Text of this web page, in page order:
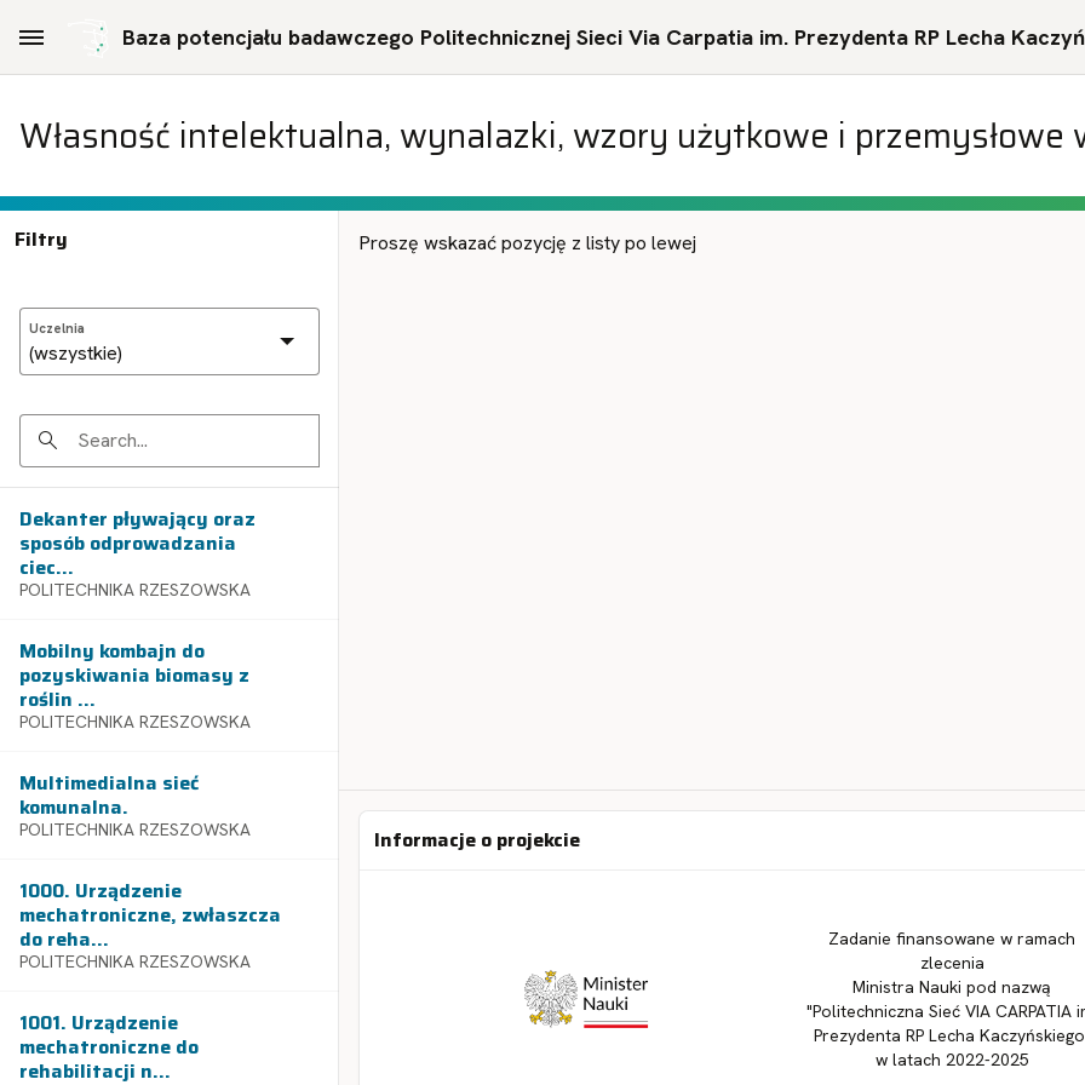
Baza potencjału badawczego Politechnicznej Sieci Via Carpatia im. Prezydenta RP Lecha
Własność intelektualna, wynalazki, wzory użytkowe i przemysłowe
Filtry
Uczelnia
Search
Dekanter pływający oraz
sposób odprowadzania
ciec...
POLITECHNIKA RZESZOWSKA
Mobilny kombajn do
pozyskiwania biomasy z
roślin ...
POLITECHNIKA RZESZOWSKA
Multimedialna sieć
komunalna.
POLITECHNIKA RZESZOWSKA
1000. Urządzenie
mechatroniczne, zwłaszcza
do reha...
POLITECHNIKA RZESZOWSKA
1001. Urządzenie
mechatroniczne do
rehabilitacji n...
Proszę wskazać pozycję z listy po lewej
Informacje o projekcie
Zadanie finansowane w ramach
zlecenia
Ministra Nauki pod nazwą
"Politechniczna Sieć VIA CARPATIA
Prezydenta RP Lecha
w latach 2022-2025